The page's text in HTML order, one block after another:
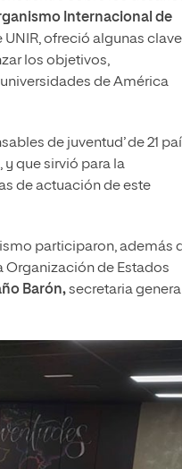
Internacional de
UNIR, ofreció algunas
los objetivos,
de América
de juventud’ de 21
y que sirvió para la
de actuación de este
participaron, además
Organización de Estados
Barón,secretaria